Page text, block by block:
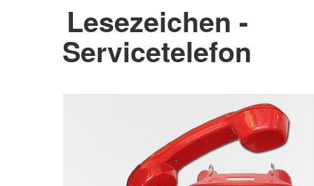
Lesezeichen -
Servicetelefon